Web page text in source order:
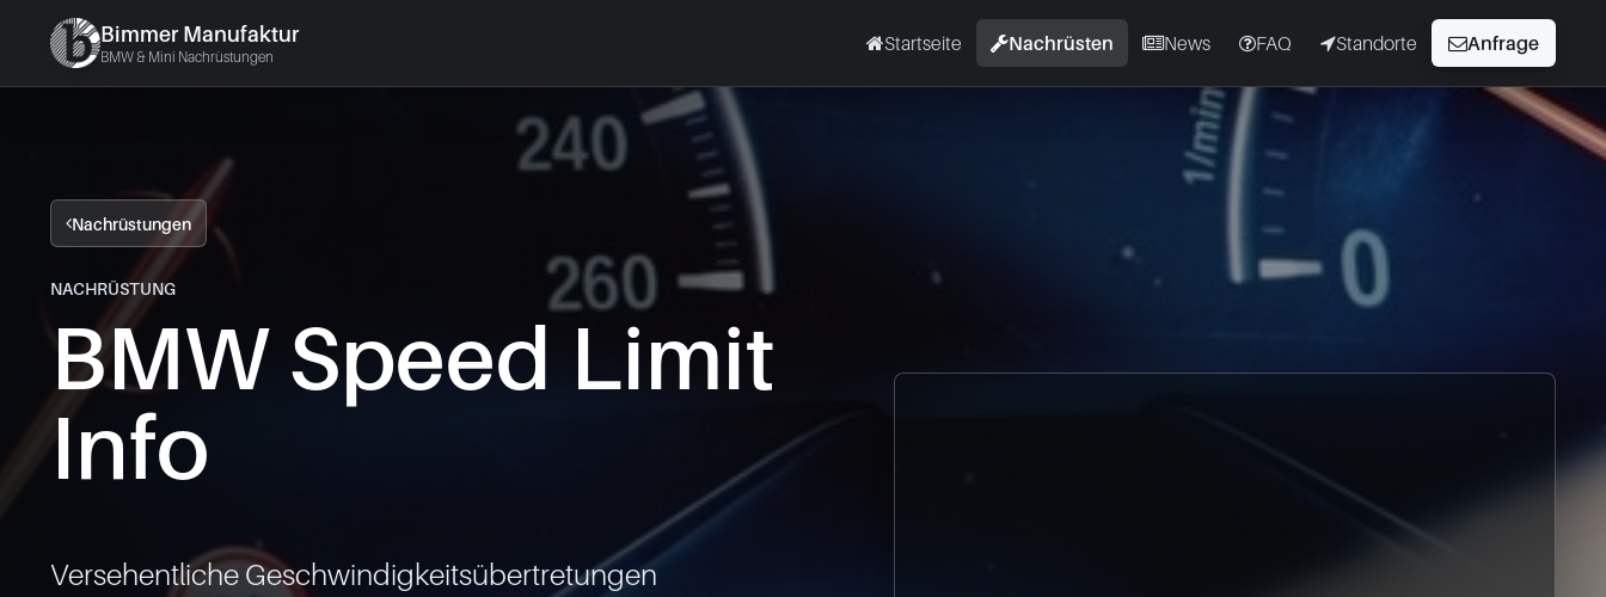
Bimmer Manufaktur
BMW & Mini Nachrüstungen
Startseite Nachrüsten News FAQ Standorte Anfrage
Nachrüstungen
NACHRÜSTUNG
BMW Speed Limit
Info
Versehentliche Geschwindigkeitsübertretungen